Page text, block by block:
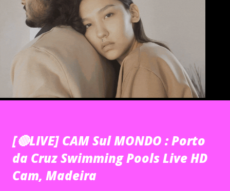
[🔴LIVE] CAM Sul MONDO : Porto
da Cruz Swimming Pools Live HD
Cam, Madeira